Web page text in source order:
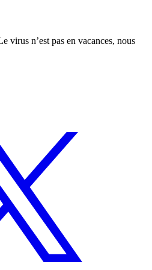
virus n’est pas en vacances, nous